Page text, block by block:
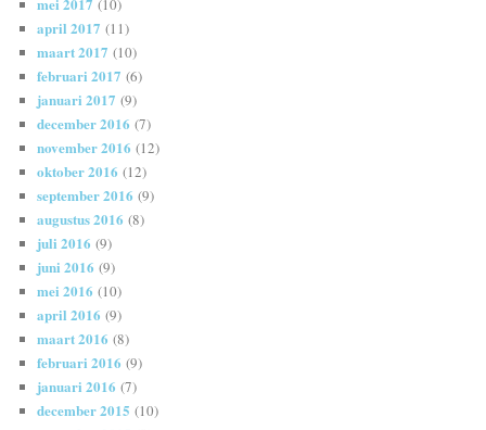
(10)
april 2017 (11)
maart 2017 (10)
februari 2017 (6)
januari 2017 (9)
december 2016 (7)
november 2016 (12)
oktober 2016 (12)
september 2016 (9)
augustus 2016 (8)
juli 2016 (9)
juni 2016 (9)
mei 2016 (10)
april 2016 (9)
maart 2016 (8)
februari 2016 (9)
januari 2016 (7)
december 2015 (10)